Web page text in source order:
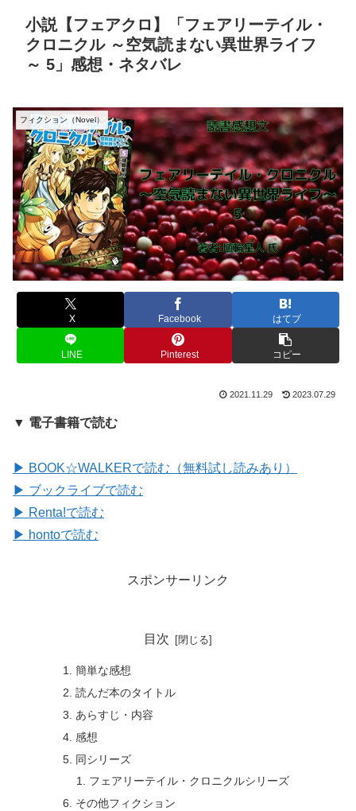
小説【フェアクロ】「フェアリーテイル・
クロニクル ～空気読まない異世界ライフ
～ 5」感想・ネタバレ
フィクション（Novel）
X Facebook はてブ
LINE Pinterest コピー
2021.11.29 2023.07.29
▼ 電子書籍で読む
▶ BOOK☆WALKERで読む（無料試し読みあり）
▶ ブックライブで読む
▶ Renta!で読む
▶ hontoで読む
スポンサーリンク
目次
簡単な感想
読んだ本のタイトル
あらすじ・内容
感想
同シリーズ
フェアリーテイル・クロニクルシリーズ
その他フィクション